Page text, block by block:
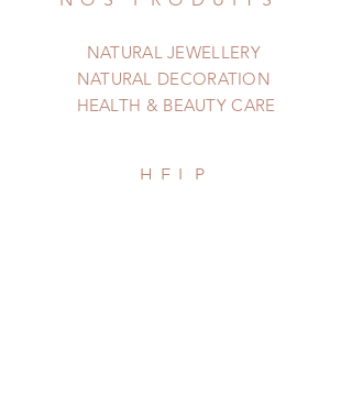
NATURAL JEWELLERY
NATURAL DECORATION
HEALTH & BEAUTY CARE
HELP